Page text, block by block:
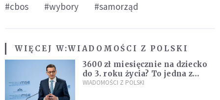
#cbos #wybory #samorząd
WIĘCEJ W:WIADOMOŚCI Z POLSKI
3600 zł miesięcznie na dziecko
do 3. roku życia? To jedna z
propozycji programu "Rozwój
WIADOMOŚCI Z POLSKI